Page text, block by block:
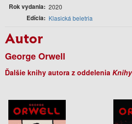
Rok vydania 2020
Edícia Klasická beletria
Autor
George Orwell
Ďalšie knihy autora z oddelenia